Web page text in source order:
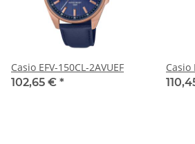
Casio EFV-150CL-2AVUEF
102,65 € *
Casio